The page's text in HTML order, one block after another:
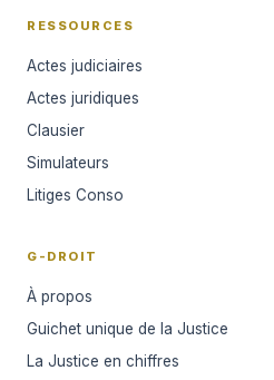
RESSOURCES
Actes judiciaires
Actes juridiques
Clausier
Simulateurs
Litiges Conso
G-DROIT
À propos
Guichet unique de la Justice
La Justice en chiffres